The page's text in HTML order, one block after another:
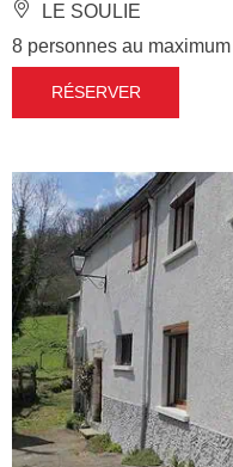
LE SOULIE
8 personnes au maximum
RÉSERVER